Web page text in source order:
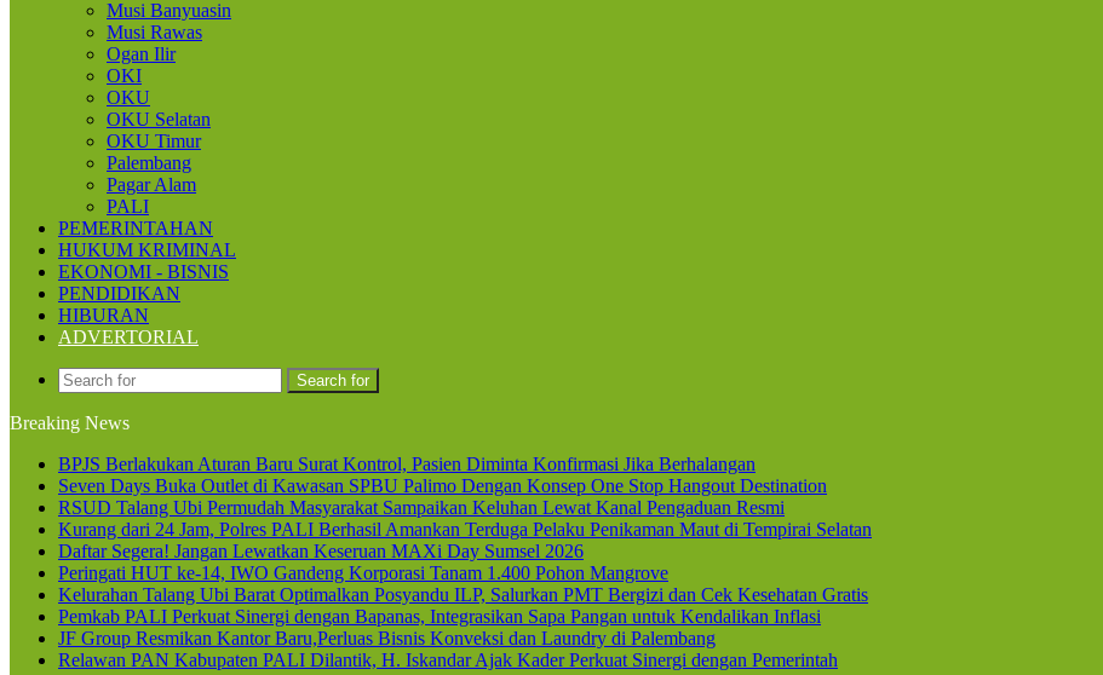
Musi Banyuasin
Musi Rawas
Ogan Ilir
OKI
OKU
OKU Selatan
OKU Timur
Palembang
Pagar Alam
PALI
PEMERINTAHAN
HUKUM KRIMINAL
EKONOMI - BISNIS
PENDIDIKAN
HIBURAN
ADVERTORIAL
Search for
Breaking News
BPJS Berlakukan Aturan Baru Surat Kontrol, Pasien Diminta Konfirmasi Jika Berhalangan
Seven Days Buka Outlet di Kawasan SPBU Palimo Dengan Konsep One Stop Hangout Destination
RSUD Talang Ubi Permudah Masyarakat Sampaikan Keluhan Lewat Kanal Pengaduan Resmi
Kurang dari 24 Jam, Polres PALI Berhasil Amankan Terduga Pelaku Penikaman Maut di Tempirai Selatan
Daftar Segera! Jangan Lewatkan Keseruan MAXi Day Sumsel 2026
Peringati HUT ke-14, IWO Gandeng Korporasi Tanam 1.400 Pohon Mangrove
Kelurahan Talang Ubi Barat Optimalkan Posyandu ILP, Salurkan PMT Bergizi dan Cek Kesehatan Gratis
Pemkab PALI Perkuat Sinergi dengan Bapanas, Integrasikan Sapa Pangan untuk Kendalikan Inflasi
JF Group Resmikan Kantor Baru,Perluas Bisnis Konveksi dan Laundry di Palembang
Relawan PAN Kabupaten PALI Dilantik, H. Iskandar Ajak Kader Perkuat Sinergi dengan Pemerintah